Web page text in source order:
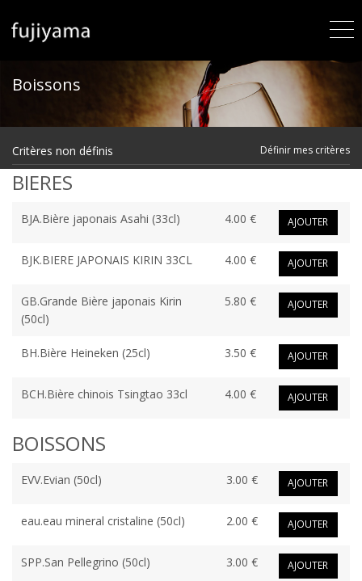
Boissons
Critères non définis Définir mes critères
BIERES
BJA.Bière japonais Asahi (33cl) 4.00 € AJOUTER
BJK.BIERE JAPONAIS KIRIN 33CL 4.00 € AJOUTER
GB.Grande Bière japonais Kirin
(50cl)
5.80 € AJOUTER
BH.Bière Heineken (25cl) 3.50 € AJOUTER
BCH.Bière chinois Tsingtao 33cl 4.00 € AJOUTER
BOISSONS
EVV.Evian (50cl) 3.00 € AJOUTER
eau.eau mineral cristaline (50cl) 2.00 € AJOUTER
SPP.San Pellegrino (50cl) 3.00 € AJOUTER